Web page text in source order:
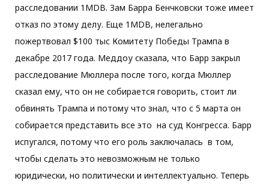
расследовании 1MDB. Зам Барра Бенчковски тоже имеет
отказ по этому делу. Еще 1MDB, нелегально
пожертвовал $100 тыс Комитету Победы Трампа в
декабре 2017 года. Меддоу сказала, что Барр закрыл
расследование Мюллера после того, когда Мюллер
сказал ему, что он не собирается говорить, стоит ли
обвинять Трампа и потому что знал, что с 5 марта он
собирается представить все это на суд Конгресса. Барр
испугался, потому что его роль заключалась в том,
чтобы сделать это невозможным не только
юридически, но политически и интеллектуально. Теперь